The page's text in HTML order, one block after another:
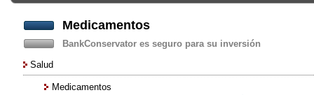
Medicamentos
BankConservator es seguro para su inversión
Salud
Medicamentos